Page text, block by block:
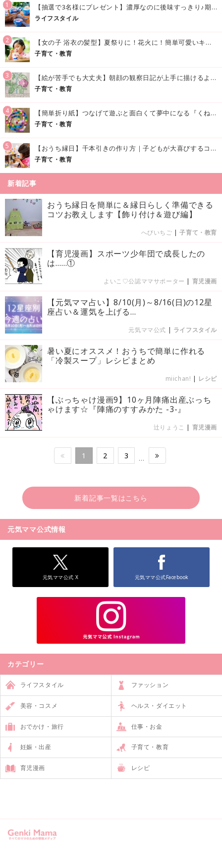
1 【抽選で3名様にプレゼント】濃厚なのに後味すっきり♪期間限定の「メイトーのなめらかプリン カルピス®入りソース」で夏を味わおう！
ライフスタイル
2 【女の子 浴衣の髪型】夏祭りに！花火に！簡単可愛いキッズの浴衣ヘアアレンジまとめ
子育て・教育
3 【絵が苦手でも大丈夫】朝顔の観察日記が上手に描けるようになる方法｜イラスト付き
子育て・教育
4 【簡単折り紙】つなげて遊ぶと面白くて夢中になる『くねくねへびさんの作り方』
子育て・教育
5 【おうち縁日】千本引きの作り方｜子どもが大喜びするコツやアイデア♪
子育て・教育
新着記事
おうち縁日を簡単に＆縁日らしく準備できる
コツお教えします【飾り付け＆遊び編】
へびいちご |子育て・教育
【育児漫画】スポーツ少年団で成長したの
は……①
よいこ♡公認ママサポーター | 育児漫画
【元気ママ占い】8/10(月)～8/16(日)の12星
座占い＆運気を上げる...
元気ママ公式 | ライフスタイル
暑い夏にオススメ！おうちで簡単に作れる
「冷製スープ」レシピまとめ
miichan! | レシピ
【ぶっちゃけ漫画9】10ヶ月陣痛出産ぶっち
ゃけます☆『陣痛のすすみかた -3-』
辻りょうこ | 育児漫画
1 2 3 …
新着記事一覧はこちら
元気ママ公式情報
元気ママ公式 X 元気ママ公式Facebook
カテゴリー
ライフスタイル ファッション
美容・コスメ ヘルス・ダイエット
おでかけ・旅行 仕事・お金
妊娠・出産 子育て・教育
育児漫画 レシピ